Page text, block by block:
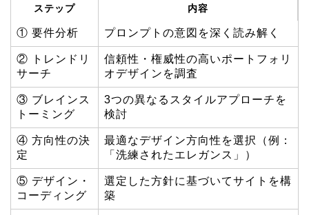
ステップ 内容
① 要件分析 プロンプトの意図を深く読み解く
② トレンドリ
サーチ
信頼性・権威性の高いポートフォリ
オデザインを調査
③ ブレインス
トーミング
3つの異なるスタイルアプローチを
検討
④ 方向性の決
定
最適なデザイン方向性を選択（例：
「洗練されたエレガンス」）
⑤ デザイン・
コーディング
選定した方針に基づいてサイトを構
築